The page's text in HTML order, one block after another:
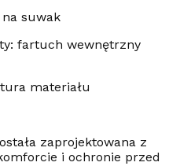
suwak
fartuch wewnętrzny
materiału
zaprojektowana z
i ochronie przed